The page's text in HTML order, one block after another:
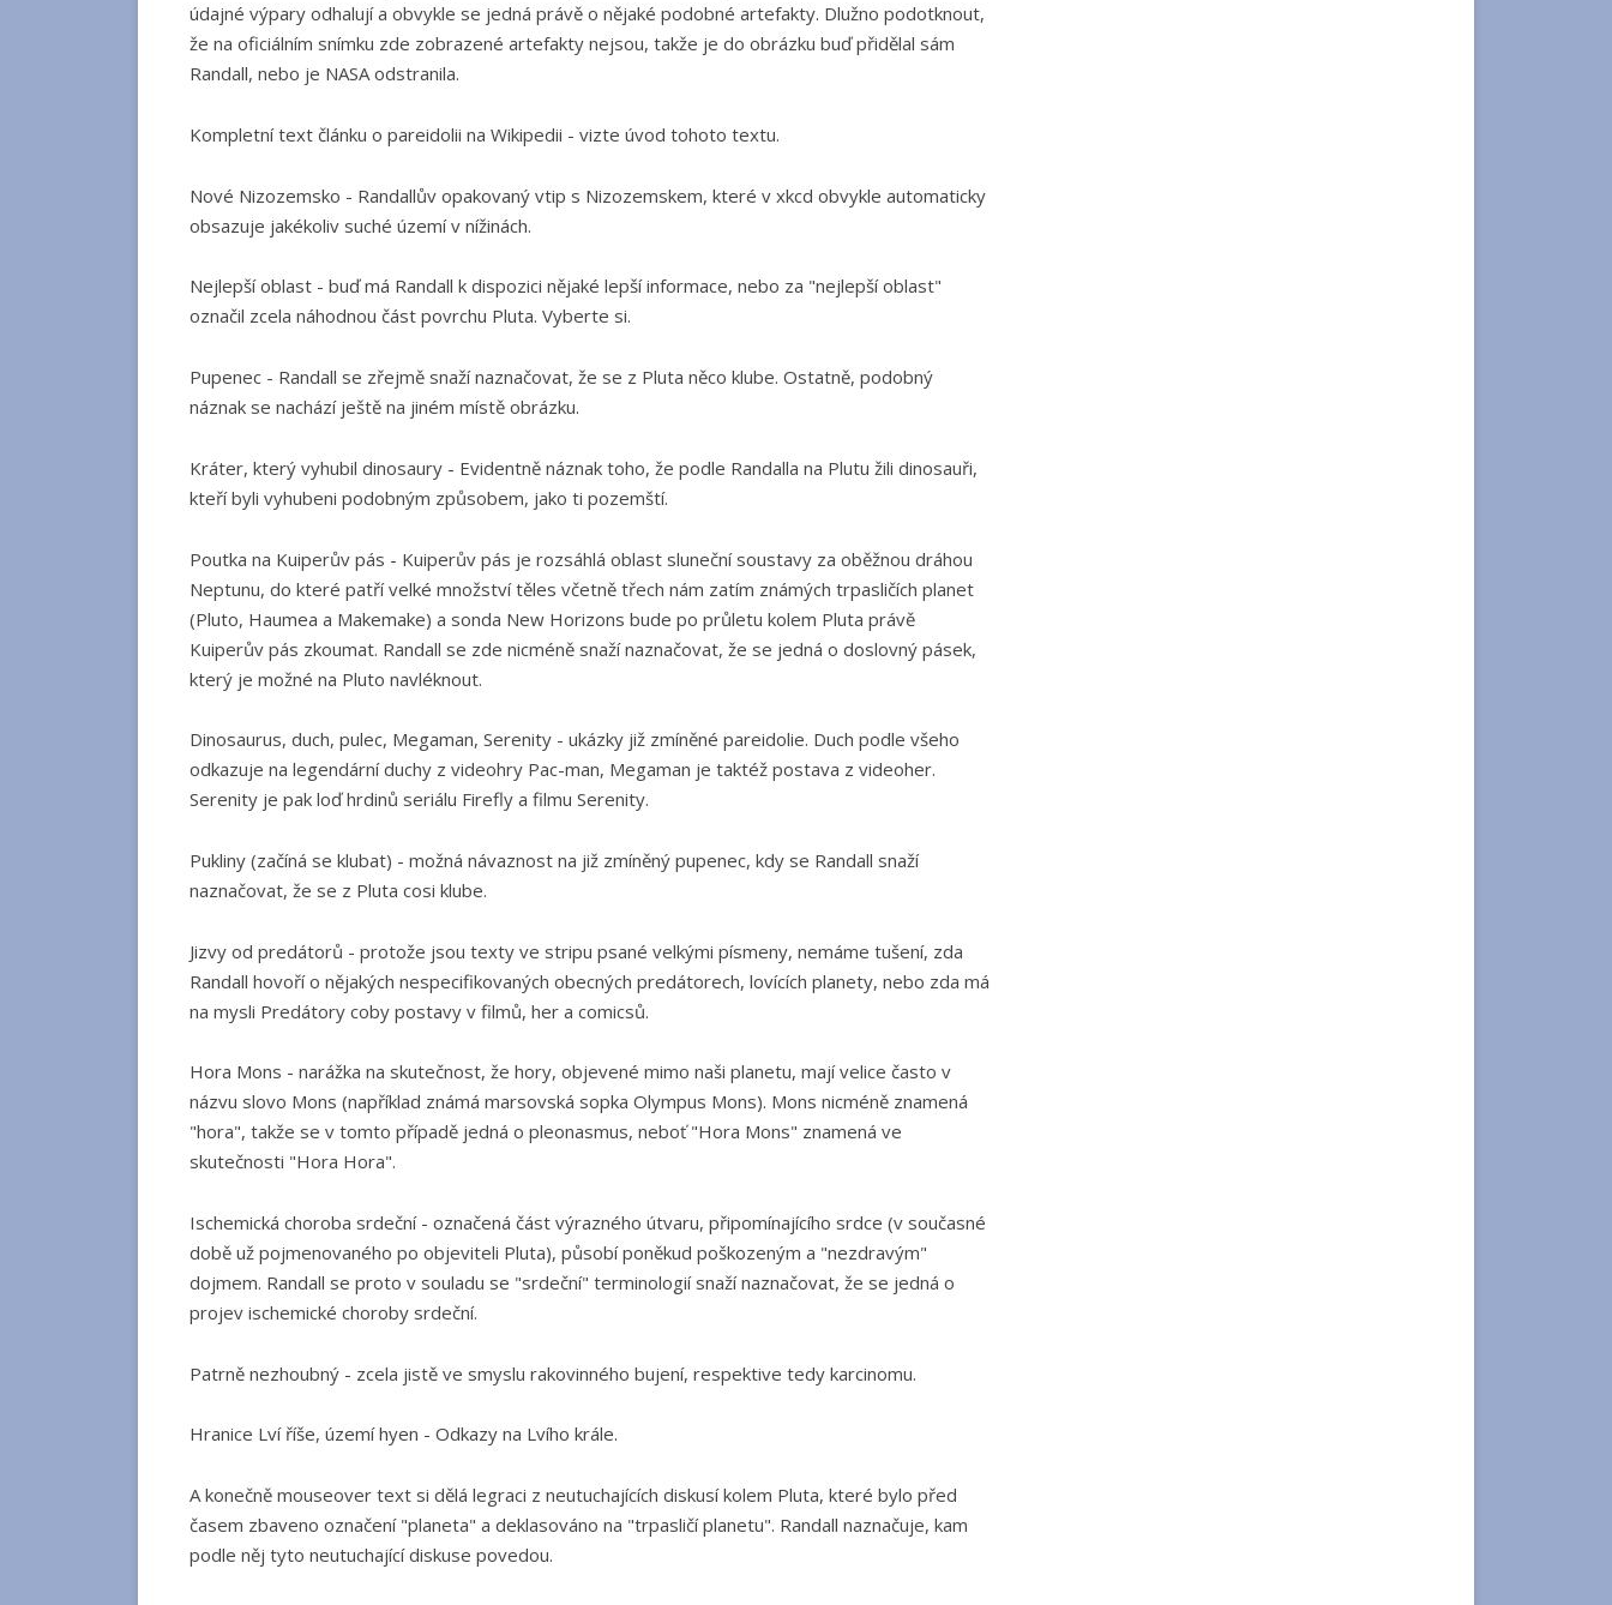
údajné výpary odhalují a obvykle se jedná právě o nějaké podobné artefakty. Dlužno podotknout,
že na oficiálním snímku zde zobrazené artefakty nejsou, takže je do obrázku buď přidělal sám
Randall, nebo je NASA odstranila.
Kompletní text článku o pareidolii na Wikipedii - vizte úvod tohoto textu.
Nové Nizozemsko - Randallův opakovaný vtip s Nizozemskem, které v xkcd obvykle automaticky
obsazuje jakékoliv suché území v nížinách.
Nejlepší oblast - buď má Randall k dispozici nějaké lepší informace, nebo za "nejlepší oblast"
označil zcela náhodnou část povrchu Pluta. Vyberte si.
Pupenec - Randall se zřejmě snaží naznačovat, že se z Pluta něco klube. Ostatně, podobný
náznak se nachází ještě na jiném místě obrázku.
Kráter, který vyhubil dinosaury - Evidentně náznak toho, že podle Randalla na Plutu žili dinosauři,
kteří byli vyhubeni podobným způsobem, jako ti pozemští.
Poutka na Kuiperův pás - Kuiperův pás je rozsáhlá oblast sluneční soustavy za oběžnou dráhou
Neptunu, do které patří velké množství těles včetně třech nám zatím známých trpasličích planet
(Pluto, Haumea a Makemake) a sonda New Horizons bude po průletu kolem Pluta právě
Kuiperův pás zkoumat. Randall se zde nicméně snaží naznačovat, že se jedná o doslovný pásek,
který je možné na Pluto navléknout.
Dinosaurus, duch, pulec, Megaman, Serenity - ukázky již zmíněné pareidolie. Duch podle všeho
odkazuje na legendární duchy z videohry Pac-man, Megaman je taktéž postava z videoher.
Serenity je pak loď hrdinů seriálu Firefly a filmu Serenity.
Pukliny (začíná se klubat) - možná návaznost na již zmíněný pupenec, kdy se Randall snaží
naznačovat, že se z Pluta cosi klube.
Jizvy od predátorů - protože jsou texty ve stripu psané velkými písmeny, nemáme tušení, zda
Randall hovoří o nějakých nespecifikovaných obecných predátorech, lovících planety, nebo zda má
na mysli Predátory coby postavy v filmů, her a comicsů.
Hora Mons - narážka na skutečnost, že hory, objevené mimo naši planetu, mají velice často v
názvu slovo Mons (například známá marsovská sopka Olympus Mons). Mons nicméně znamená
"hora", takže se v tomto případě jedná o pleonasmus, neboť "Hora Mons" znamená ve
skutečnosti "Hora Hora".
Ischemická choroba srdeční - označená část výrazného útvaru, připomínajícího srdce (v současné
době už pojmenovaného po objeviteli Pluta), působí poněkud poškozeným a "nezdravým"
dojmem. Randall se proto v souladu se "srdeční" terminologií snaží naznačovat, že se jedná o
projev ischemické choroby srdeční.
Patrně nezhoubný - zcela jistě ve smyslu rakovinného bujení, respektive tedy karcinomu.
Hranice Lví říše, území hyen - Odkazy na Lvího krále.
A konečně mouseover text si dělá legraci z neutuchajících diskusí kolem Pluta, které bylo před
časem zbaveno označení "planeta" a deklasováno na "trpasličí planetu". Randall naznačuje, kam
podle něj tyto neutuchající diskuse povedou.